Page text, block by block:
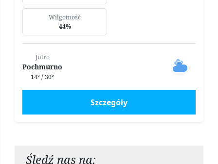
Wilgotność
44%
Jutro
Pochmurno
14° / 30°
Szczegóły
Śledź nas na: